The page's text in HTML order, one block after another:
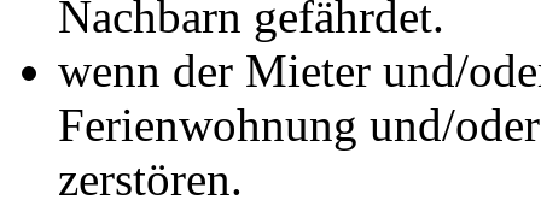
Nachbarn gefährdet.
wenn der Mieter und/
Ferienwohnung und/
zerstören.